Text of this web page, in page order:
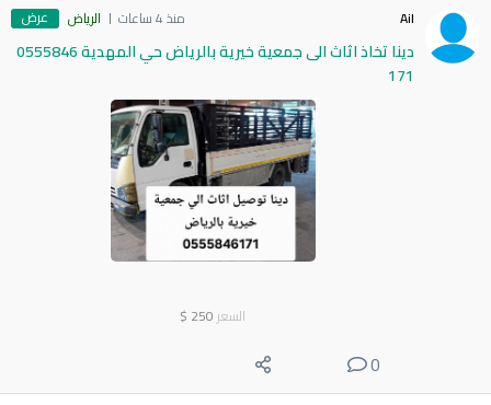
Ail منذ 4 ساعات الرياض عرض
دينا تخاذ اثاث الى جمعية خيرية بالرياض حي المهدية 0555846
171
السعر 250
$
0